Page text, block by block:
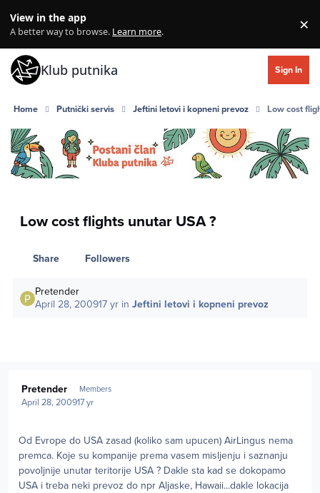
View in the app
A better way to browse. Learn more. ×
Klub putnika Sign In
Home Putnički servis Jeftini letovi i kopneni prevoz Low cost
Low cost flights unutar USA ?
Share Followers
Pretender
April 28, 200917 yr inJeftini letovi i kopneni prevoz
Pretender Members
April 28, 200917 yr
Od Evrope do USA zasad (koliko sam upucen) AirLingus nema
premca. Koje su kompanije prema vasem misljenju i saznanju
povoljnije unutar teritorije USA ? Dakle sta kad se dokopamo
USA i treba neki prevoz do npr Aljaske, Hawaii...dakle lokacija